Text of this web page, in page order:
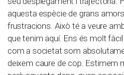
aquesta espècie de grans
frustracions. Això té a veure
que tenim aquí. Ens és molt
com a societat som
deixem caure de cop. Estimem